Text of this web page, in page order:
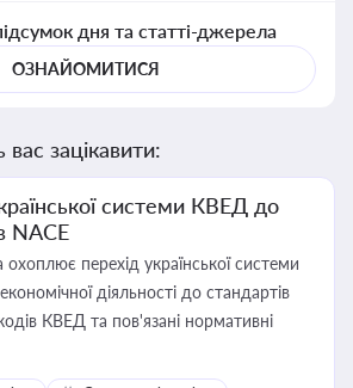
дня та статті-джерела
ОЗНАЙОМИТИСЯ
зацікавити:
системи КВЕД до
NACE
охоплює перехід української системи
діяльності до стандартів
КВЕД та пов'язані нормативні